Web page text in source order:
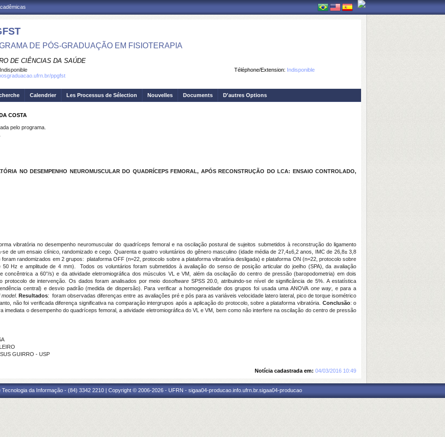
DE PÓS-GRADUAÇÃO EM FISIOTERAPIA
DE CIÊNCIAS DA SAÚDE
Téléphone/Extension: Indisponible
Indisponible
ppgfst
Calendrier Les Processus de Sélection Nouvelles Documents D'autres Options
COSTA
pelo programa.
NO DESEMPENHO NEUROMUSCULAR DO QUADRÍCEPS FEMORAL, APÓS RECONSTRUÇÃO DO LCA: ENSAIO CONTROLADO,
vibratória no desempenho neuromuscular do quadríceps femoral e na oscilação postural de sujeitos submetidos à reconstrução do ligamento
se de um ensaio clínico, randomizado e cego. Quarenta e quatro voluntários do gênero masculino (idade média de 27,4±6,2 anos, IMC de 26,8± 3,8
foram randomizados em 2 grupos: plataforma OFF (n=22, protocolo sobre a plataforma vibratória desligada) e plataforma ON (n=22, protocolo sobre
50 Hz e amplitude de 4 mm). Todos os voluntários foram submetidos à avaliação do senso de posição articular do joelho (SPA), da avaliação
concêntrica a 60°/s) e da atividade eletromiográfica dos músculos VL e VM, além da oscilação do centro de pressão (baropodometria) em dois
protocolo de intervenção. Os dados foram analisados por meio dosoftware SPSS 20.0, atribuindo-se nível de significância de 5%.A estatística
central) e desvio padrão (medida de dispersão). Para verificar a homogeneidade dos grupos foi usada uma ANOVA one way , e para a
model.Resultados:
foram observadas diferenças entre as avaliações pré e pós para as variáveis velocidade latero lateral, pico de torque isométrico
não foi verificada diferença significativa na comparação intergrupos após a aplicação do protocolo, sobre a plataforma vibratória. Conclusão: o
imediata o desempenho do quadríceps femoral, a atividade eletromiográfica do VL e VM, bem como não interfere na oscilação do centro de pressão
GUIRRO - USP
Notícia cadastrada em: 04/03/2016 10:49
Tecnologia da Informação - (84) 3342 2210 | Copyright © 2006-2026 - UFRN - sigaa04-producao.info.ufrn.br.sigaa04-producao